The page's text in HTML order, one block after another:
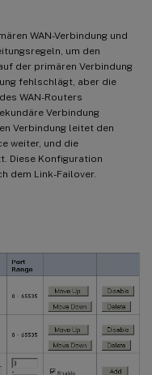
WAN-Verbindung und
um den
der primären Verbindung
fehlschlägt, aber die
WAN-Routers
Verbindung
Verbindung leitet den
weiter, und die
Diese Konfiguration
dem Link-Failover.